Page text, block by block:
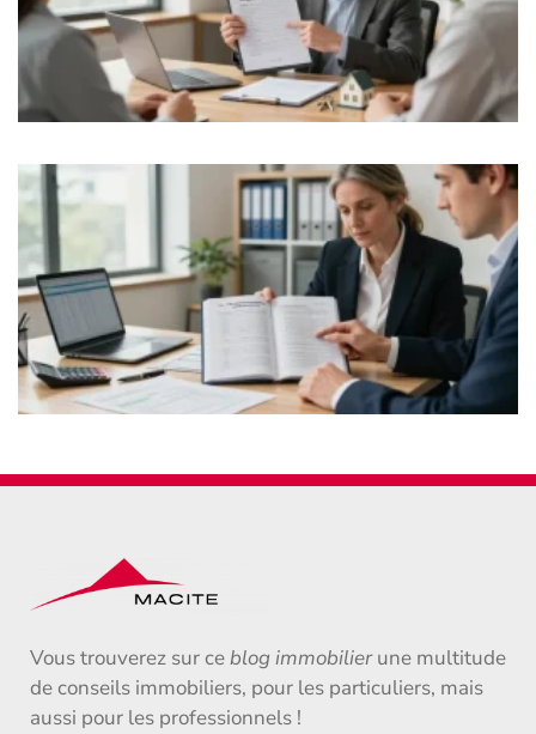
Vous trouverez sur ceblog immobilierune multitude
de conseils immobiliers, pour les particuliers, mais
aussi pour les professionnels !